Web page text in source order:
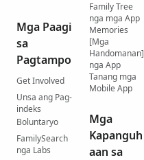
Mga Paagi
sa
Pagtampo
Get Involved
Unsa ang Pag-
indeks
Boluntaryo
FamilySearch
nga Labs
Family Tree
nga mga App
Memories
[Mga
Handomanan]
nga App
Tanang mga
Mobile App
Mga
Kapanguh
aan sa